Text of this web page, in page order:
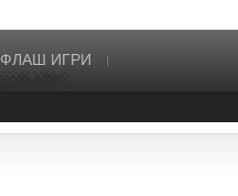
ФЛАШ ИГРИ